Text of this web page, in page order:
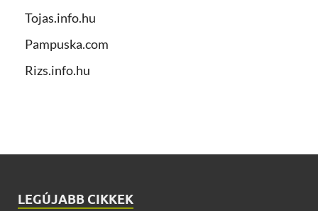
Tojas.info.hu
Pampuska.com
Rizs.info.hu
LEGÚJABB CIKKEK